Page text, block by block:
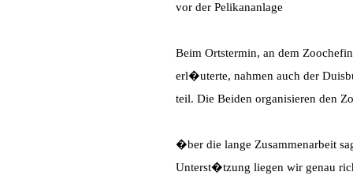
vor der Pelikananlage
Beim Ortstermin, an dem
erl�uterte, nahmen auch der
teil. Die Beiden organisieren den
�ber die lange Zusammenarbeit
Unterst�tzung liegen wir genau